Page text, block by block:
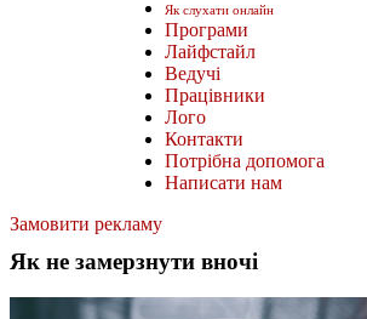
Як слухати онлайн
Програми
Лайфстайл
Ведучі
Працівники
Лого
Контакти
Потрібна допомога
Написати нам
Замовити рекламу
Як не замерзнути вночі